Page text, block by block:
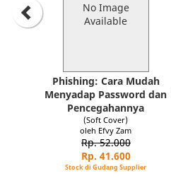
No Image
Available
Phishing: Cara Mudah
Menyadap Password dan
Pencegahannya
(Soft Cover)
oleh Efvy Zam
Rp. 52.000
Rp. 41.600
Stock di Gudang Supplier